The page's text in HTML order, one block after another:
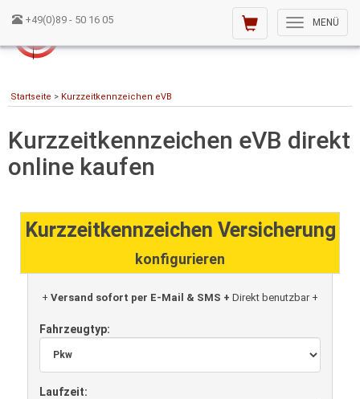
+49(0)89 - 50 16 05
Toggle
navigation
MENÜ
Startseite > Kurzzeitkennzeichen eVB
Kurzzeitkennzeichen eVB direkt
online kaufen
Kurzzeitkennzeichen Versicherung
konfigurieren
+ Versand sofort per E-Mail & SMS + Direkt benutzbar +
Fahrzeugtyp:
Laufzeit: